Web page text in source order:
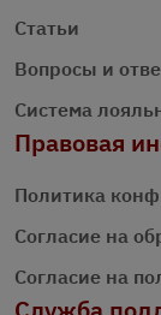
Статьи
Вопросы и
Система
Правовая
Политика
Согласие на
Согласие на